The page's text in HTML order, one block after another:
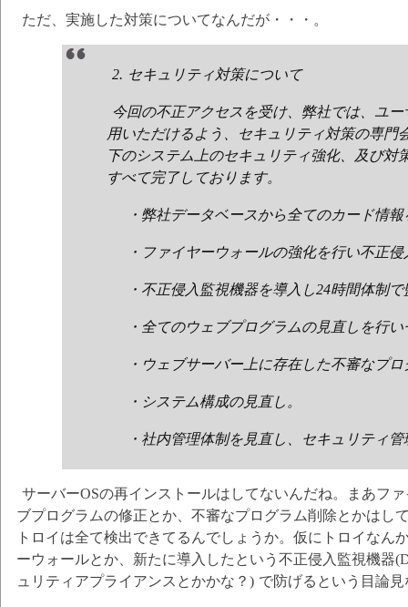
ただ、実施した対策についてなんだが・・・。
2. セキュリティ対策について
今回の不正アクセスを受け、弊社では、ユ
用いただけるよう、セキュリティ対策の専門
下のシステム上のセキュリティ強化、及び対
すべて完了しております。
・弊社データベースから全てのカード情報
・ファイヤーウォールの強化を行い不正侵
・不正侵入監視機器を導入し24時間体制で
・全てのウェブプログラムの見直しを行い
・ウェブサーバー上に存在した不審なプロ
・システム構成の見直し。
・社内管理体制を見直し、セキュリティ管
サーバーOSの再インストールはしてないんだね。まあフ
ブプログラムの修正とか、不審なプログラム削除とかはし
トロイは全て検出できてるんでしょうか。仮にトロイなん
ーウォールとか、新たに導入したという不正侵入監視機器
ュリティアプライアンスとかかな？) で防げるという目論